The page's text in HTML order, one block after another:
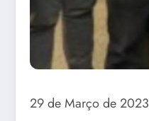
29 de Março de 2023